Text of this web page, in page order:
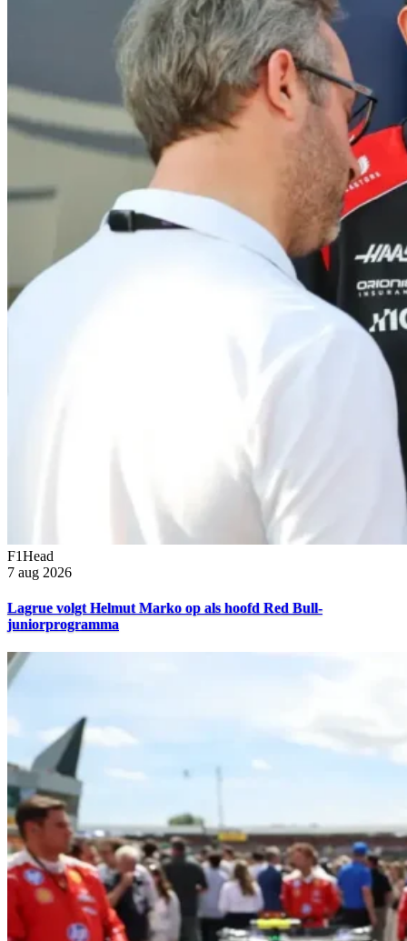
F1Head
7 aug 2026
Lagrue volgt Helmut Marko op als hoofd Red Bull-
juniorprogramma